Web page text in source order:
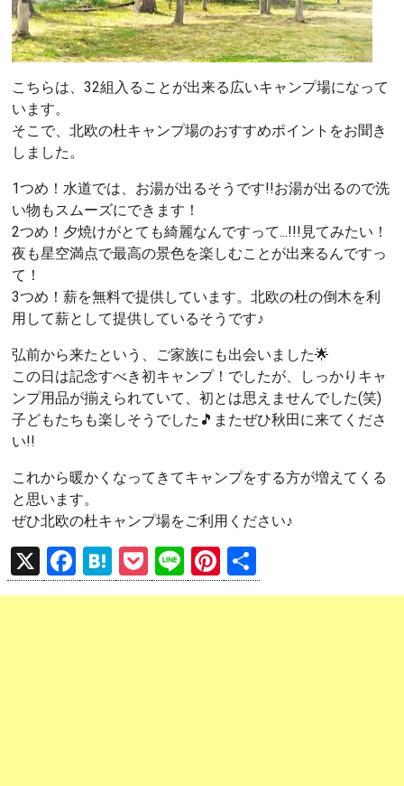
こちらは、32組入ることが出来る広いキャンプ場になって
います。
そこで、北欧の杜キャンプ場のおすすめポイントをお聞き
しました。
1つめ！水道では、お湯が出るそうです!!お湯が出るので洗
い物もスムーズにできます！
2つめ！夕焼けがとても綺麗なんですって...!!!見てみたい！
夜も星空満点で最高の景色を楽しむことが出来るんですっ
て！
3つめ！薪を無料で提供しています。北欧の杜の倒木を利
用して薪として提供しているそうです♪
弘前から来たという、ご家族にも出会いました🌟
この日は記念すべき初キャンプ！でしたが、しっかりキャ
ンプ用品が揃えられていて、初とは思えませんでした(笑)
子どもたちも楽しそうでした🎵またぜひ秋田に来てくださ
い!!
これから暖かくなってきてキャンプをする方が増えてくる
と思います。
ぜひ北欧の杜キャンプ場をご利用ください♪
X
F
a
H
at
P
o
Li
n
Pi
nt 有